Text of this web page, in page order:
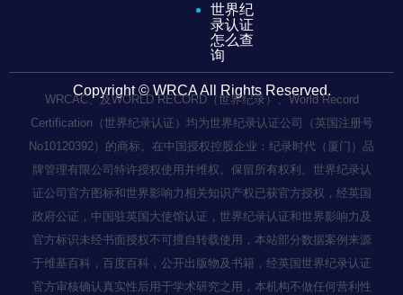
世界纪
录认证
怎么查
询
Copyright © WRCA All Rights Reserved.
WRCAC、及WORLD RECORD（世界纪录）、World Record
Certification（世界纪录认证）均为世界纪录认证公司（英国注册号
No10120392）的商标。在中国授权控股企业：纪录时代（厦门）品
牌管理有限公司特许授权使用并维权。保留所有权利。世界纪录认
证公司官方图标和世界影响力相关知识产权已获官方授权，经英国
政府公证，中国驻英国大使馆认证，世界纪录认证和世界影响力及
官方标识未经书面授权不可擅自转载使用，本站部分数据案例来源
于维基百科，百度百科，公开出版物及书籍，经英国世界纪录认证
官方审核确认真实性后用于学术研究之用，本机构不做任何营利性